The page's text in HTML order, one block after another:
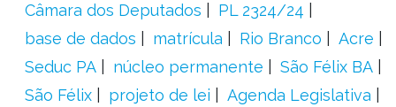
Câmara dos Deputados
PL 2324/24
base de dados
matrícula Rio Branco
Acre
Seduc PA
núcleo permanente
São Félix BA
São Félix
projeto de lei
Agenda Legislativa